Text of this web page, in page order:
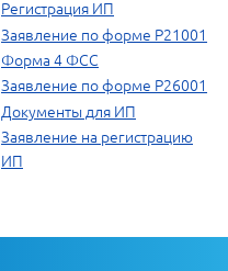
Регистрация ИП
Заявление по форме Р21001
Форма 4 ФСС
Заявление по форме Р26001
Документы для ИП
Заявление на регистрацию
ИП